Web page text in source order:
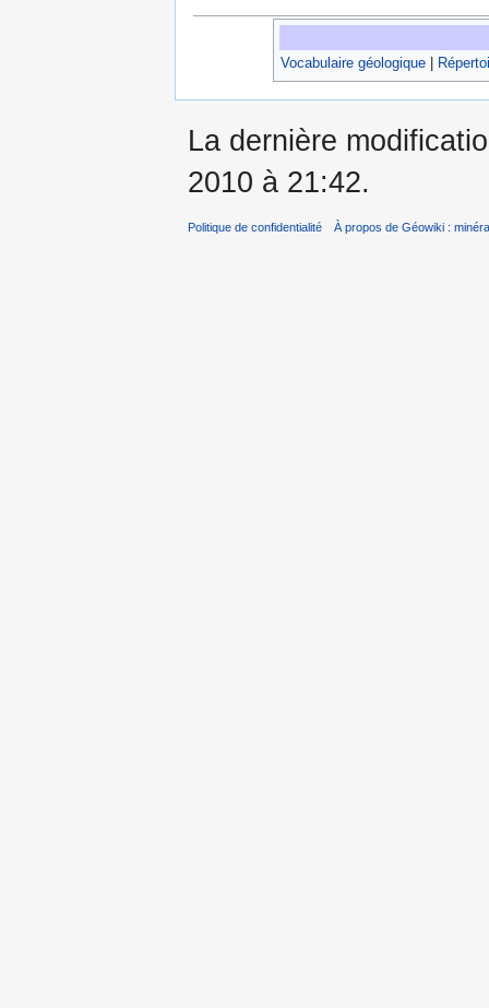
Vocabulaire géologique
La dernière
2010 à 21:42.
Politique de confidentialité À propos de Géowiki :